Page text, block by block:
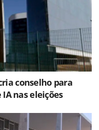
conselho para
nas eleições